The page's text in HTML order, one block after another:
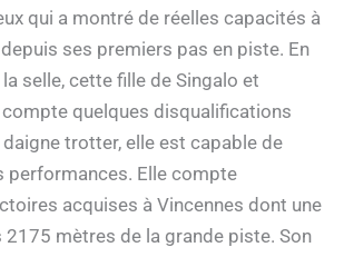
qui a montré de réelles capacités à
ses premiers pas en piste. En
selle, cette fille de Singalo et
compte quelques disqualifications
daigne trotter, elle est capable de
performances. Elle compte
acquises à Vincennes dont une
2175 mètres de la grande piste. Son